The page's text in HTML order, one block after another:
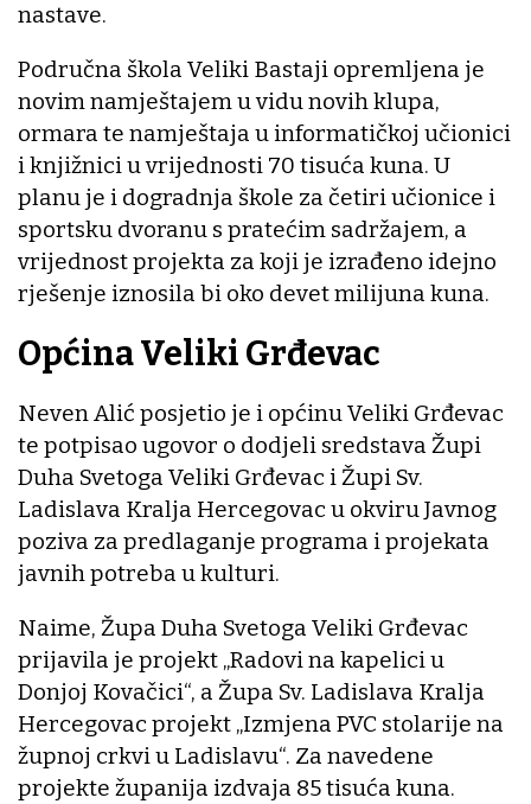
nastave.
Područna škola Veliki Bastaji opremljena je
novim namještajem u vidu novih klupa,
ormara te namještaja u informatičkoj učionici
i knjižnici u vrijednosti 70 tisuća kuna. U
planu je i dogradnja škole za četiri učionice i
sportsku dvoranu s pratećim sadržajem, a
vrijednost projekta za koji je izrađeno idejno
rješenje iznosila bi oko devet milijuna kuna.
Općina Veliki Grđevac
Neven Alić posjetio je i općinu Veliki Grđevac
te potpisao ugovor o dodjeli sredstava Župi
Duha Svetoga Veliki Grđevac i Župi Sv.
Ladislava Kralja Hercegovac u okviru Javnog
poziva za predlaganje programa i projekata
javnih potreba u kulturi.
Naime, Župa Duha Svetoga Veliki Grđevac
prijavila je projekt „Radovi na kapelici u
Donjoj Kovačici“, a Župa Sv. Ladislava Kralja
Hercegovac projekt „Izmjena PVC stolarije na
župnoj crkvi u Ladislavu“. Za navedene
projekte županija izdvaja 85 tisuća kuna.